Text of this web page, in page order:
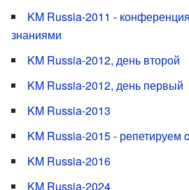
KM Russia-2011 -
знаниями
KM Russia-2012, день второй
KM Russia-2012, день первый
KM Russia-2013
KM Russia-2015 - репетируем
KM Russia-2016
KM Russia-2024